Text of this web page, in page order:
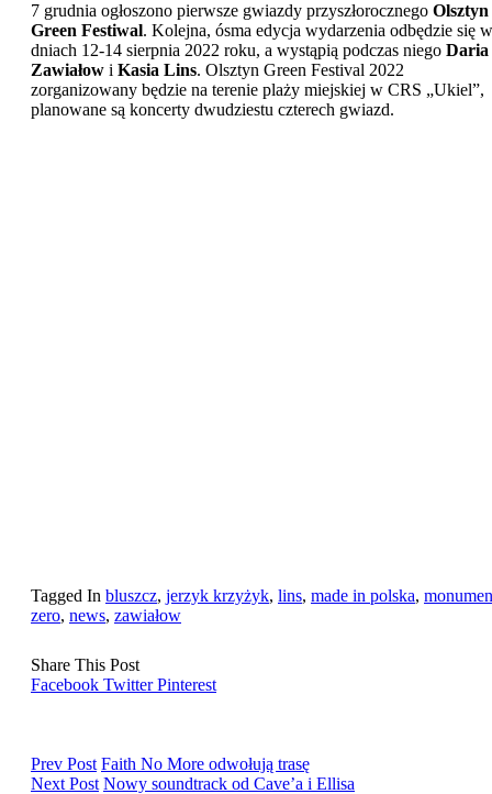
7 grudnia ogłoszono pierwsze gwiazdy przyszłorocznego Olsztyn
Green Festiwal. Kolejna, ósma edycja wydarzenia odbędzie się w
dniach 12-14 sierpnia 2022 roku, a wystąpią podczas niego Daria
Zawiałow i Kasia Lins. Olsztyn Green Festival 2022
zorganizowany będzie na terenie plaży miejskiej w CRS „Ukiel”,
planowane są koncerty dwudziestu czterech gwiazd.
Tagged In bluszcz, jerzyk krzyżyk, lins, made in polska,
zero, news, zawiałow
Share This Post
Facebook TwitterPinterest
Prev Post Faith No More odwołują trasę
Next Post Nowy soundtrack od Cave’a i Ellisa